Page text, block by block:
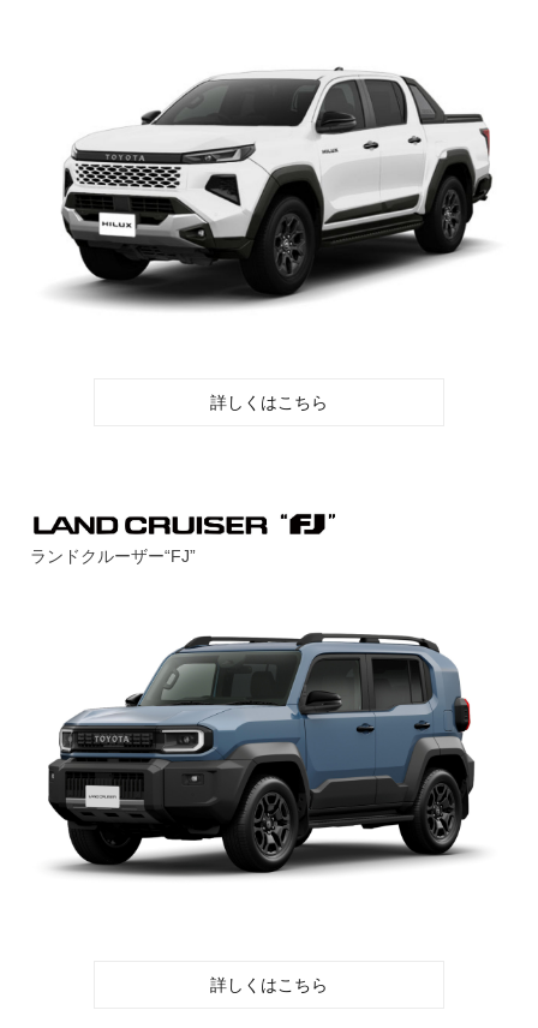
詳しくはこちら
ランドクルーザー“FJ”
詳しくはこちら